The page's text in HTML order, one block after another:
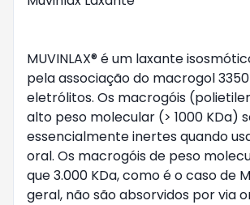
MUVINLAX® é um laxante
pela associação do macrogol
eletrólitos. Os macrogóis
alto peso molecular (> 1000 KDa)
essencialmente inertes quando
oral. Os macrogóis de peso
que 3.000 KDa, como é o caso de
geral, não são absorvidos por via